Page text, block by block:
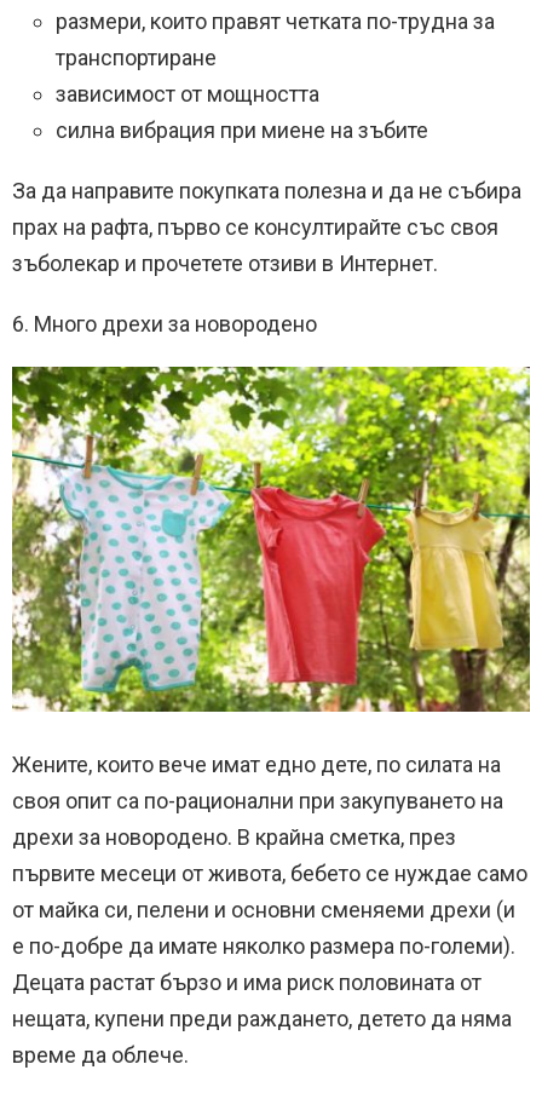
размери, които правят четката по-трудна за
транспортиране
зависимост от мощността
силна вибрация при миене на зъбите
За да направите покупката полезна и да не събира
прах на рафта, първо се консултирайте със своя
зъболекар и прочетете отзиви в Интернет.
6. Много дрехи за новородено
Жените, които вече имат едно дете, по силата на
своя опит са по-рационални при закупуването на
дрехи за новородено. В крайна сметка, през
първите месеци от живота, бебето се нуждае само
от майка си, пелени и основни сменяеми дрехи (и
е по-добре да имате няколко размера по-големи).
Децата растат бързо и има риск половината от
нещата, купени преди раждането, детето да няма
време да облече.